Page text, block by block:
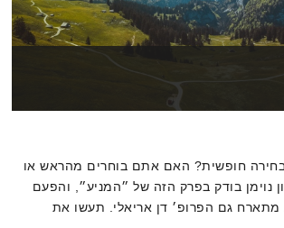
חופשית? האם אתם בוחרים מהראש או
נוימן בודק בפרק הזה של ״המניע״, והפעם
מתארח גם הפרופ׳ דן אריאלי. תעשו את